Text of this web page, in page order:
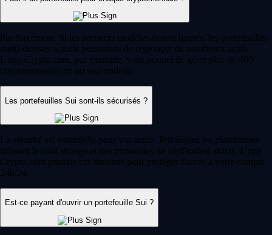
Pas forcément. Si les premiers modèles étaient limités, les portefeuilles
multi-devises actuels permettent de regrouper de nombreux actifs.
L'app Crypto.com, par exemple, vous permet de gérer plus de 400
cryptomonnaies en un seul endroit.
Les portefeuilles Sui sont-ils sécurisés ?
La sécurité est essentielle pour vos actifs. Privilégiez les plateformes
utilisant le cold storage et des protocoles de vérification stricts. L'app
Crypto.com priorise ces mesures pour protéger l'accès à votre compte
24h/24.
Est-ce payant d'ouvrir un portefeuille Sui ?